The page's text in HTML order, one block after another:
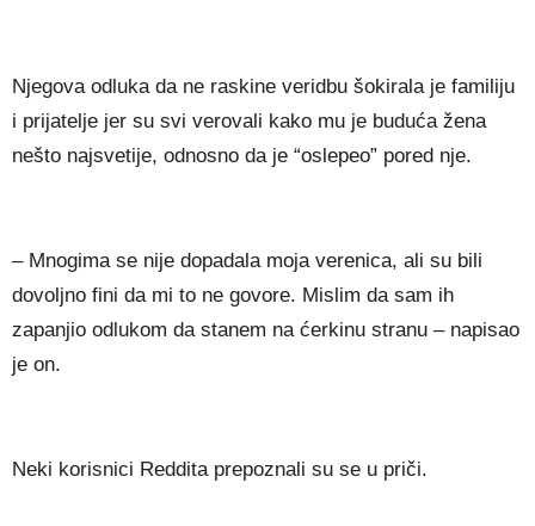
Njegova odluka da ne raskine veridbu šokirala je familiju
i prijatelje jer su svi verovali kako mu je buduća žena
nešto najsvetije, odnosno da je “oslepeo” pored nje.
– Mnogima se nije dopadala moja verenica, ali su bili
dovoljno fini da mi to ne govore. Mislim da sam ih
zapanjio odlukom da stanem na ćerkinu stranu – napisao
je on.
Neki korisnici Reddita prepoznali su se u priči.